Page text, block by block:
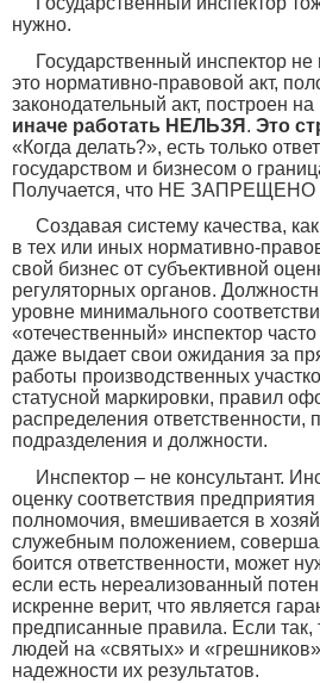
нужно.
Государственный инспектор
это нормативно-правовой акт,
законодательный акт, построен
иначе работать НЕЛЬЗЯ . Это
«Когда делать?», есть только
государством и бизнесом о
Получается, что НЕ
Создавая систему качества,
в тех или иных нормативно-
свой бизнес от субъективной
регуляторных органов.
уровне минимального
«отечественный» инспектор
даже выдает свои ожидания за
работы производственных
статусной маркировки, правил
распределения
подразделения и должности.
Инспектор – не консультант.
оценку соответствия
полномочия, вмешивается в
служебным положением,
боится ответственности, может
если есть нереализованный
искренне верит, что является
предписанные правила. Если
людей на «святых» и
надежности их результатов.